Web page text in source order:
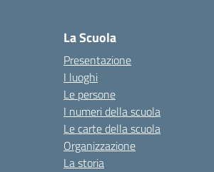
La Scuola
Presentazione
I luoghi
Le persone
I numeri della scuola
Le carte della scuola
Organizzazione
La storia